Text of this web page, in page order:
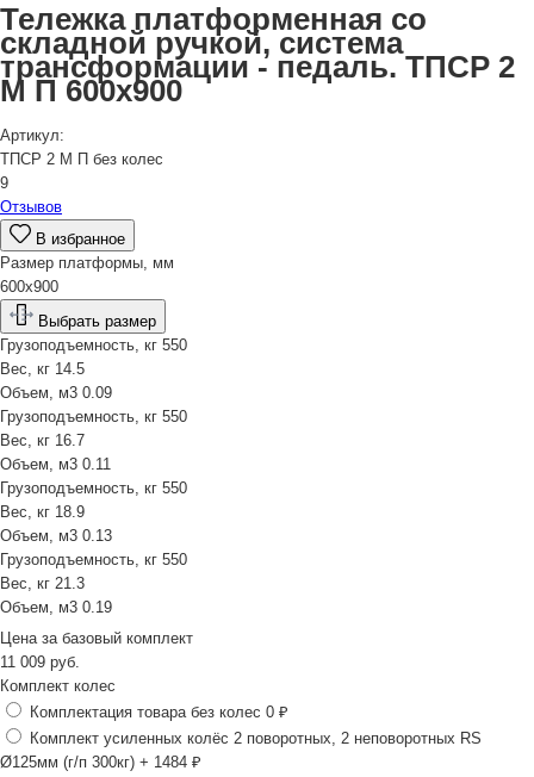
Тележка платформенная со
складной ручкой, система
трансформации - педаль. ТПСР 2
М П 600х900
Артикул:
ТПСР 2 М П без колес
9
Отзывов
В избранное
Размер платформы, мм
600х900
Выбрать размер
Грузоподъемность, кг 550
Вес, кг 14.5
Объем, м3 0.09
Грузоподъемность, кг 550
Вес, кг 16.7
Объем, м3 0.11
Грузоподъемность, кг 550
Вес, кг 18.9
Объем, м3 0.13
Грузоподъемность, кг 550
Вес, кг 21.3
Объем, м3 0.19
Цена за базовый комплект
11 009 руб.
Комплект колес
Комплектация товара без колес 0 ₽
Комплект усиленных колёс 2 поворотных, 2 неповоротных RS
Ø125мм (г/п 300кг) + 1484 ₽